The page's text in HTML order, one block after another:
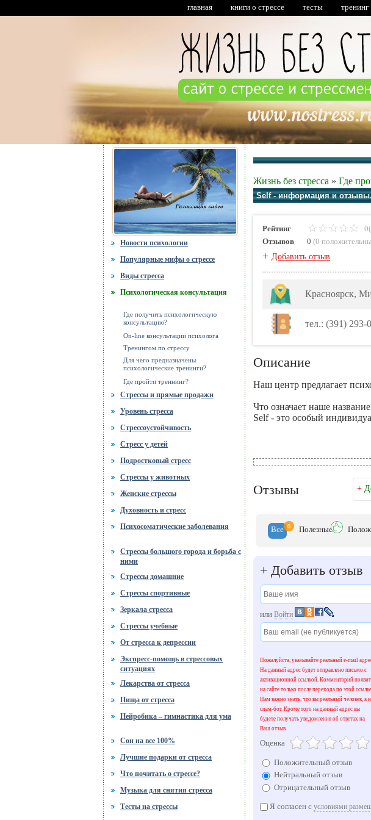
главная книги о стрессе тесты тренинг
Новости психологии
Популярные мифы о стрессе
Виды стресса
Психологическая консультация
Где получить психологическую
консультацию?
On-line консультации психолога
Тренингом по стрессу
Для чего предназначены
психологические тренинги?
Где пройти треннинг?
Стрессы и прямые продажи
Уровень стресса
Стрессоустойчивость
Стресс у детей
Подростковый стресс
Стрессы у животных
Женские стрессы
Духовность и стресс
Психосоматические заболевания
Стрессы большого города и борьба с
ними
Стрессы домашние
Стрессы спортивные
Зеркала стресса
Стрессы учебные
От стресса к депрессии
Экспресс-помощь в стрессовых
ситуациях
Лекарства от стресса
Пища от стресса
Нейробика – гимнастика для ума
Сон на все 100%
Лучшие подарки от стресса
Что почитать о стрессе?
Музыка для снятия стресса
Тесты на стрессы
Жизнь без стресса » Где
Self - информация и
Рейтинг
Отзывов
0 (0
+ Добавить отзыв
Красноярск,
тел.: (391)
Описание
Наш центр предлагает
Что означает наше название
Self - это особый
Отзывы +
Все 0 Полезные
+ Добавить отзыв
или Войти
Пожалуйста, указывайте реальный e-mail
На данный адрес будет отправлено письмо с
активационной ссылкой. Комментарий
на сайте только после перехода по этой ссылке.
Нам важно знать, что вы реальный человек, а
спам-бот. Кроме того на данный адрес вы
будете получать уведомления об ответах на
Ваш отзыв.
Оценка
Положительный отзыв
Нейтральный отзыв
Отрицательный отзыв
Я согласен с условиями